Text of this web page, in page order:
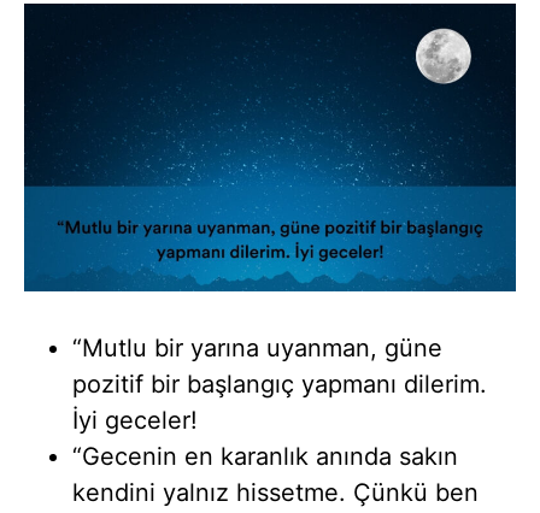
“Mutlu bir yarına uyanman, güne
pozitif bir başlangıç yapmanı dilerim.
İyi geceler!
“Gecenin en karanlık anında sakın
kendini yalnız hissetme. Çünkü ben